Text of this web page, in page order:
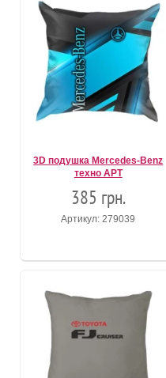
3D подушка Mercedes-Benz
техно АРТ
385 грн.
Артикул: 279039